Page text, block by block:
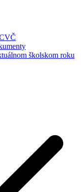
školskom roku